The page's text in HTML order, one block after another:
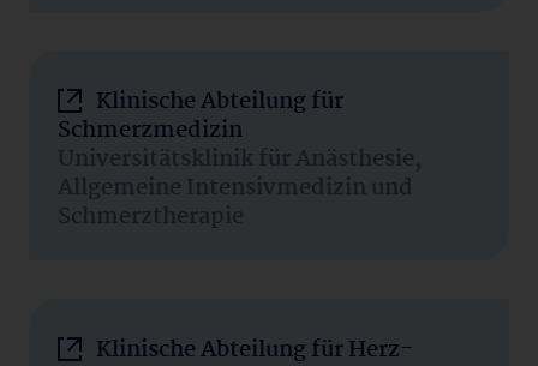
Klinische Abteilung für
Schmerzmedizin
Universitätsklinik für Anästhesie,
Allgemeine Intensivmedizin und
Schmerztherapie
Klinische Abteilung für Herz-